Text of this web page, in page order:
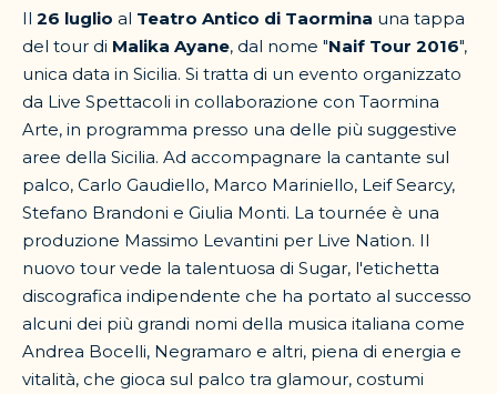
Il 26 luglio al Teatro Antico di Taormina una tappa
del tour di Malika Ayane, dal nome "Naif Tour 2016",
unica data in Sicilia. Si tratta di un evento organizzato
da Live Spettacoli in collaborazione con Taormina
Arte, in programma presso una delle più suggestive
aree della Sicilia. Ad accompagnare la cantante sul
palco, Carlo Gaudiello, Marco Mariniello, Leif Searcy,
Stefano Brandoni e Giulia Monti. La tournée è una
produzione Massimo Levantini per Live Nation. Il
nuovo tour vede la talentuosa di Sugar, l'etichetta
discografica indipendente che ha portato al successo
alcuni dei più grandi nomi della musica italiana come
Andrea Bocelli, Negramaro e altri, piena di energia e
vitalità, che gioca sul palco tra glamour, costumi